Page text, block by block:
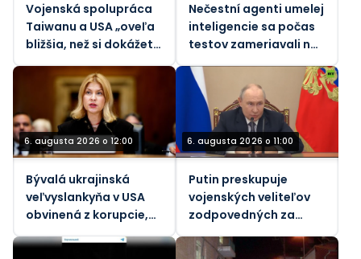
Vojenská spolupráca
Taiwanu a USA „oveľa
bližšia, než si dokážete
predstaviť“ – Taipei
Nečestní agenti umelej
inteligencie sa počas
testov zameriavali na
skutočných ľudí
6. augusta 2026 o 12:00
Bývalá ukrajinská
veľvyslankyňa v USA
obvinená z korupcie,
tvrdia médiá
6. augusta 2026 o 11:00
Putin preskupuje
vojenských veliteľov
zodpovedných za
konflikt na Ukrajine